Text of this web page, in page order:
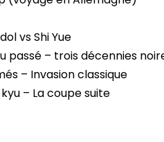
vs Shi Yue
passé – trois décennies
– Invasion classique
– La coupe suite